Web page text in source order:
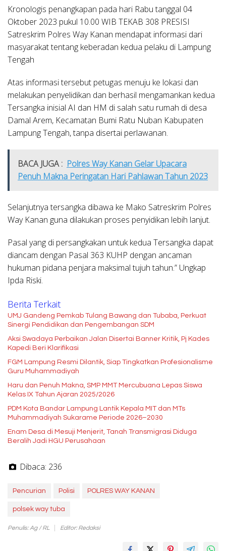
Kronologis penangkapan pada hari Rabu tanggal 04
Oktober 2023 pukul 10.00 WIB TEKAB 308 PRESISI
Satreskrim Polres Way Kanan mendapat informasi dari
masyarakat tentang keberadan kedua pelaku di Lampung
Tengah
Atas informasi tersebut petugas menuju ke lokasi dan
melakukan penyelidikan dan berhasil mengamankan kedua
Tersangka inisial AI dan HM di salah satu rumah di desa
Damal Arem, Kecamatan Bumi Ratu Nuban Kabupaten
Lampung Tengah, tanpa disertai perlawanan.
BACA JUGA : Polres Way Kanan Gelar Upacara
Penuh Makna Peringatan Hari Pahlawan Tahun 2023
Selanjutnya tersangka dibawa ke Mako Satreskrim Polres
Way Kanan guna dilakukan proses penyidikan lebih lanjut.
Pasal yang di persangkakan untuk kedua Tersangka dapat
diancam dengan Pasal 363 KUHP dengan ancaman
hukuman pidana penjara maksimal tujuh tahun.” Ungkap
Ipda Riski.
Berita Terkait
UMJ Gandeng Pemkab Tulang Bawang dan Tubaba, Perkuat
Sinergi Pendidikan dan Pengembangan SDM
Aksi Swadaya Perbaikan Jalan Disertai Banner Kritik, Pj Kades
Kapedi Beri Klarifikasi
FGM Lampung Resmi Dilantik, Siap Tingkatkan Profesionalisme
Guru Muhammadiyah
Haru dan Penuh Makna, SMP MMT Mercubuana Lepas Siswa
Kelas IX Tahun Ajaran 2025/2026
PDM Kota Bandar Lampung Lantik Kepala MIT dan MTs
Muhammadiyah Sukarame Periode 2026–2030
Enam Desa di Mesuji Menjerit, Tanah Transmigrasi Diduga
Beralih Jadi HGU Perusahaan
Dibaca: 236
Pencurian Polisi POLRES WAY KANAN
polsek way tuba
Penulis: Ag / RL Editor: Redaksi